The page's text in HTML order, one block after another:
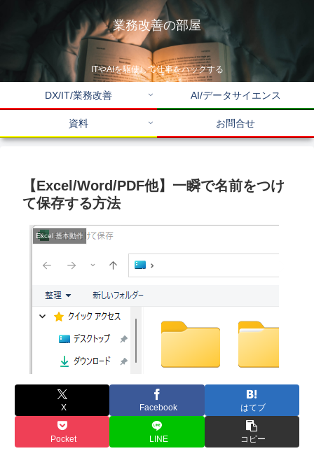
業務改善の部屋
ITやAIを駆使して仕事をハックする
DX/IT/業務改善 AI/データサイエンス
資料 お問合せ
【Excel/Word/PDF他】一瞬で名前をつけ
て保存する方法
Excel 基本動作
X Facebook はてブ
Pocket LINE コピー